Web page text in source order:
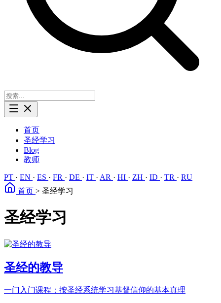
首页
圣经学习
Blog
教师
PT · EN · ES · FR · DE · IT · AR · HI · ZH · ID · TR · RU
首页 > 圣经学习
圣经学习
圣经的教导
一门入门课程：按圣经系统学习基督信仰的基本真理